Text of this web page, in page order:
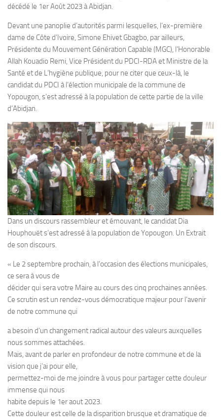
décédé le 1er Août 2023 à Abidjan.
Devant une panoplie d’autorités parmi lesquelles, l’ex-première
dame de Côte d’Ivoire, Simone Ehivet Gbagbo, par ailleurs,
Présidente du Mouvement Génération Capable (MGC), l’Honorable
Allah Kouadio Remi, Vice Président du PDCI-RDA et Ministre de la
Santé et de L’hygiène publique, pour ne citer que ceux-là, le
candidat du PDCI à l’élection municipale de la commune de
Yopougon, s’est adressé à la population de cette partie de la ville
d’Abidjan.
Dans un discours rassembleur et émouvant, le candidat Dia
Houphouët s’est adressé à la population de Yopougon. Un Extrait
de son discours.
« Le 2 septembre prochain, à l’occasion des élections municipales,
ce sera à vous de
décider qui sera votre Maire au cours des cinq prochaines années.
Ce scrutin est un rendez-vous démocratique majeur pour l’avenir
de notre commune qui
a besoin d’un changement radical autour des valeurs auxquelles
nous sommes attachées.
Mais, avant de parler en profondeur de notre commune et de la
vision que j’ai pour elle,
permettez-moi de me joindre à vous pour partager cette douleur
immense qui nous
habite depuis le 1er aout 2023.
Cette douleur est celle de la disparition brusque et dramatique de